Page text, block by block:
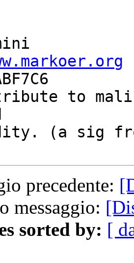
to
(a sig
precedente:
messaggio:
sorted by: [